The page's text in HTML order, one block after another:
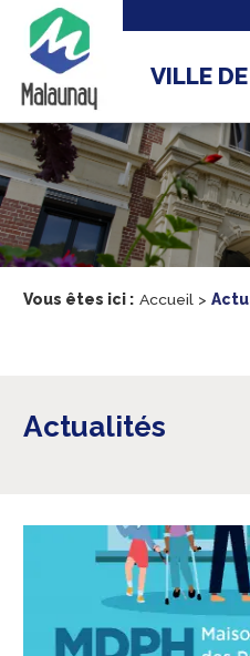
VILLE
Vous êtes ici : Accueil >
Actualités